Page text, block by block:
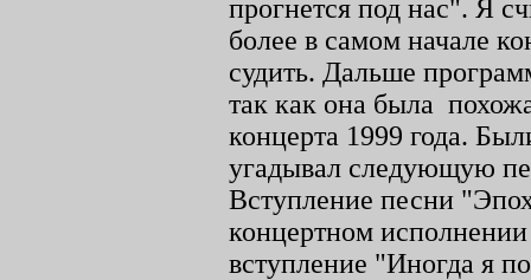
прогнется под нас". Я
более в самом начале
судить. Дальше
так как она была
концерта 1999 года.
угадывал следующую
Вступление песни
концертном
вступление "Иногда я